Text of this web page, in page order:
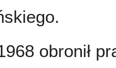
obronił